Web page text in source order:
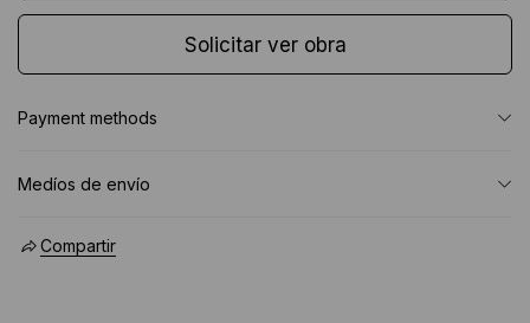
Solicitar ver obra
Payment methods
Medíos de envío
Compartir